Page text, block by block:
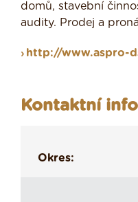
domů, stavební
audity. Prodej a
http://www.aspro-
Kontaktní
Okres: